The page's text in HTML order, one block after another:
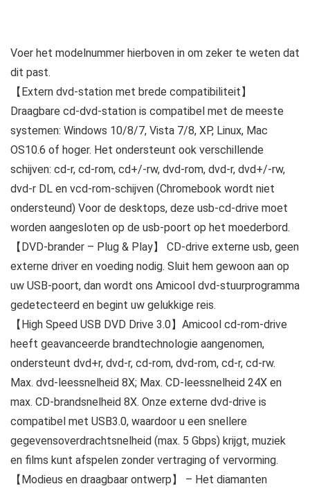
Voer het modelnummer hierboven in om zeker te weten dat
dit past.
【Extern dvd-station met brede compatibiliteit】
Draagbare cd-dvd-station is compatibel met de meeste
systemen: Windows 10/8/7, Vista 7/8, XP, Linux, Mac
OS10.6 of hoger. Het ondersteunt ook verschillende
schijven: cd-r, cd-rom, cd+/-rw, dvd-rom, dvd-r, dvd+/-rw,
dvd-r DL en vcd-rom-schijven (Chromebook wordt niet
ondersteund) Voor de desktops, deze usb-cd-drive moet
worden aangesloten op de usb-poort op het moederbord.
【DVD-brander – Plug & Play】 CD-drive externe usb, geen
externe driver en voeding nodig. Sluit hem gewoon aan op
uw USB-poort, dan wordt ons Amicool dvd-stuurprogramma
gedetecteerd en begint uw gelukkige reis.
【High Speed ​​USB DVD Drive 3.0】Amicool cd-rom-drive
heeft geavanceerde brandtechnologie aangenomen,
ondersteunt dvd+r, dvd-r, cd-rom, dvd-rom, cd-r, cd-rw.
Max. dvd-leessnelheid 8X; Max. CD-leessnelheid 24X en
max. CD-brandsnelheid 8X. Onze externe dvd-drive is
compatibel met USB3.0, waardoor u een snellere
gegevensoverdrachtsnelheid (max. 5 Gbps) krijgt, muziek
en films kunt afspelen zonder vertraging of vervorming.
【Modieus en draagbaar ontwerp】 – Het diamanten